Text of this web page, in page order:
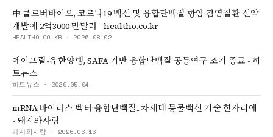
中 클로버바이오, 코로나19 백신 및 융합단백질 항암·감염질환 신약
개발에 2억3000 만달러 - healtho.co.kr
HEALTHO.CO.KR · 2026.08.02
에이프릴-유한양행, SAFA 기반 융합단백질 공동연구 조기 종료 - 히
트뉴스
히트뉴스 · 2026.05.04
mRNA·바이러스 벡터·융합단백질...차세대 동물백신 기술 한자리에
- 돼지와사람
돼지와사람 · 2026.06.16